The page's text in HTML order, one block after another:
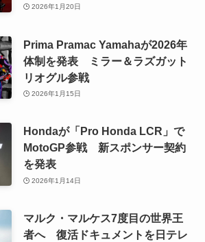
2026年1月20日
Prima Pramac Yamahaが2026年
体制を発表 ミラー＆ラズガット
リオグル参戦
2026年1月15日
Hondaが「Pro Honda LCR」で
MotoGP参戦 新スポンサー契約
を発表
2026年1月14日
マルク・マルケス7度目の世界王
者へ 復活ドキュメントを日テレ